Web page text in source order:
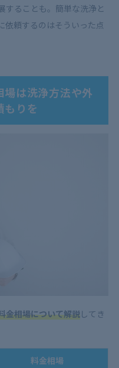
することも。簡単な洗浄と
依頼するのはそういった点
は洗浄方法や外
もりを
金相場について解説してき
料金相場